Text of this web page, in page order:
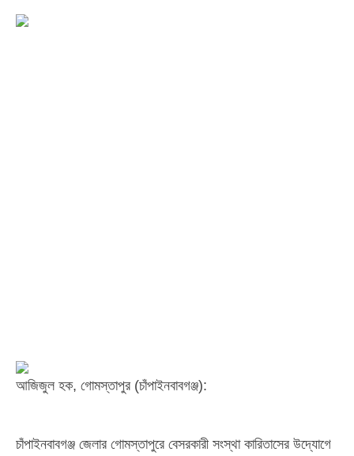
আজিজুল হক, গোমস্তাপুর (চাঁপাইনবাবগঞ্জ):
চাঁপাইনবাবগঞ্জ জেলার গোমস্তাপুরে বেসরকারী সংস্থা কারিতাসের উদ্যোগে